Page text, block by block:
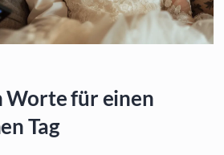
Worte für einen
Tag